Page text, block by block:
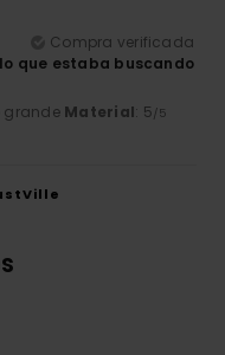
Compra verificada
que estaba buscando
grande Material: 5/5